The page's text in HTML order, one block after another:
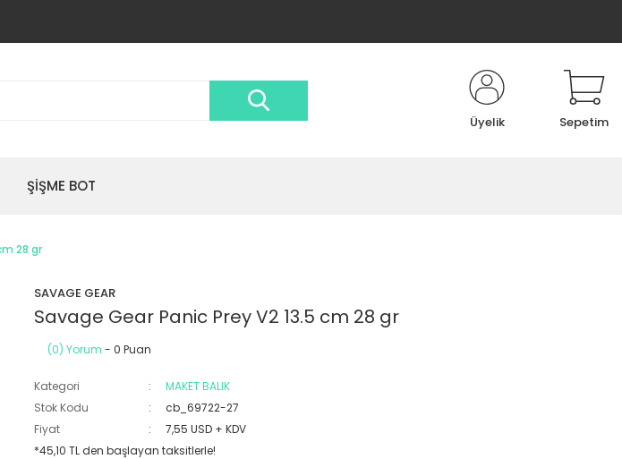
Üyelik Sepetim
ŞİŞME BOT
28 gr
SAVAGE GEAR
Savage Gear Panic Prey V2 13.5 cm 28 gr
(0) Yorum - 0 Puan
Kategori
MAKET BALIK
Stok Kodu
cb_69722-27
Fiyat
7,55 USD + KDV
*45,10 TL den başlayan taksitlerle!